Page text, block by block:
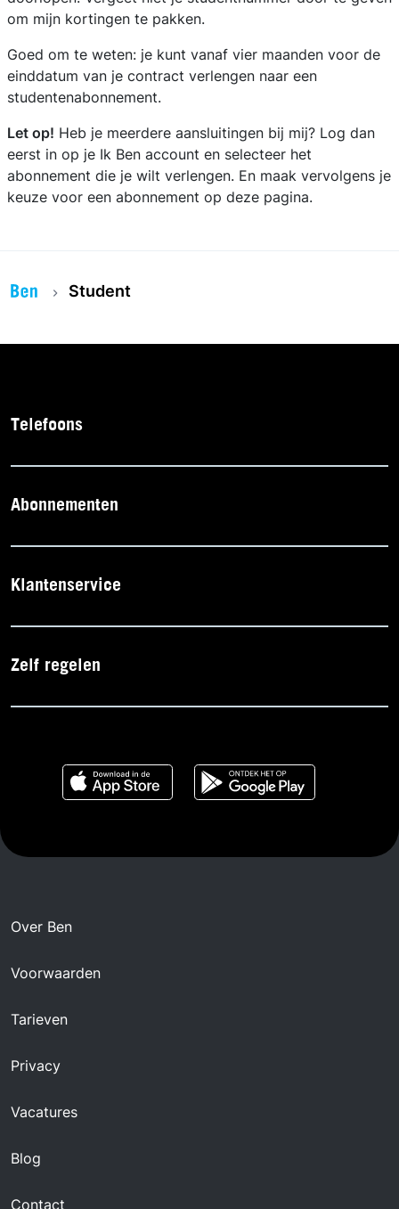
om mijn kortingen te pakken.
Goed om te weten: je kunt vanaf vier maanden voor de
einddatum van je contract verlengen naar een
studentenabonnement.
Let op! Heb je meerdere aansluitingen bij mij? Log dan
eerst in op je Ik Ben account en selecteer het
abonnement die je wilt verlengen. En maak vervolgens je
keuze voor een abonnement op deze pagina.
Student
Telefoons
Abonnementen
Klantenservice
Zelf regelen
Over Ben
Voorwaarden
Tarieven
Privacy
Vacatures
Blog
Contact